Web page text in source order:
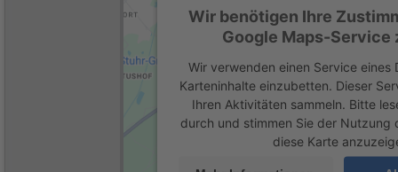
Wir benötigen Ihre
Google Maps-Service
Wir verwenden einen Service eines
Karteninhalte einzubetten. Dieser
Ihren Aktivitäten sammeln. Bitte
durch und stimmen Sie der Nutzung
diese Karte